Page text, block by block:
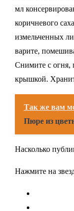
мл
коричневого
измельченных
варите,
Снимите с огня,
крышкой.
Так же вам
Пюре из
Насколько
Нажмите на